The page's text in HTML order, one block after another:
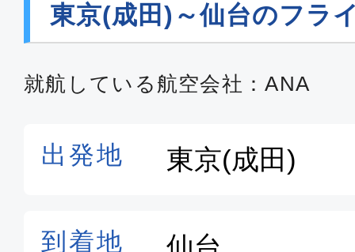
東京(成田)～仙台のフラ
就航している航空会社：ANA